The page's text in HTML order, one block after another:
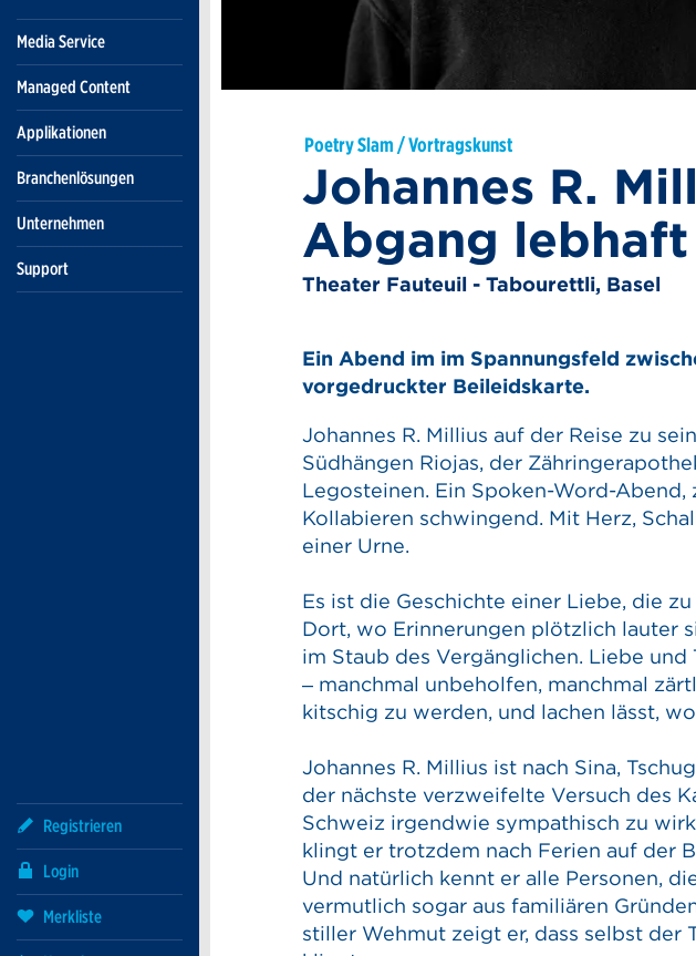
Media Service
Managed Content
Applikationen
Branchenlösungen
Unternehmen
Support
Registrieren
Login
Merkliste
Poetry Slam / Vortragskunst
Johannes R.
Abgang lebhaft
Theater Fauteuil - Tabourettli, Basel
Ein Abend im im Spannungsfeld
vorgedruckter Beileidskarte.
Johannes R. Millius auf der Reise zu
Südhängen Riojas, der
Legosteinen. Ein Spoken-Word-
Kollabieren schwingend. Mit Herz,
einer Urne.
Es ist die Geschichte einer Liebe, die
Dort, wo Erinnerungen plötzlich lauter
im Staub des Vergänglichen. Liebe
– manchmal unbeholfen, manchmal
kitschig zu werden, und lachen lässt,
Johannes R. Millius ist nach Sina,
der nächste verzweifelte Versuch des
Schweiz irgendwie sympathisch zu
klingt er trotzdem nach Ferien auf der
Und natürlich kennt er alle Personen,
vermutlich sogar aus familiären
stiller Wehmut zeigt er, dass selbst der